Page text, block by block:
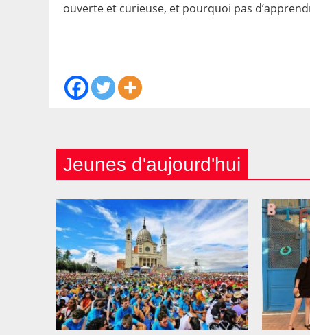
ouverte et curieuse, et pourquoi pas
Jeunes d'aujourd'hui